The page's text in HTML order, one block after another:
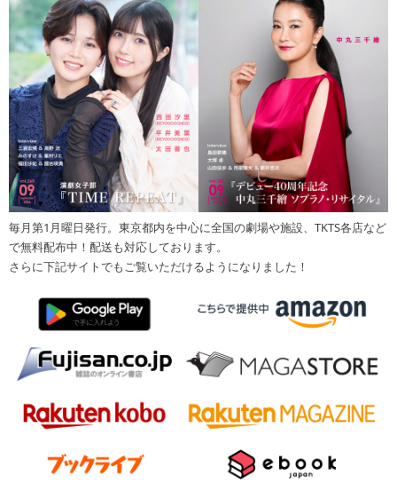
毎月第1月曜日発行。東京都内を中心に全国の劇場や施設、TKTS各店など
で無料配布中！配送も対応しております。
さらに下記サイトでもご覧いただけるようになりました！